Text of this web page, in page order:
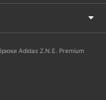
Adidas Z.N.E. Premium